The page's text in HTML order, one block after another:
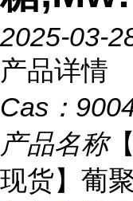
2025-03-
产品详情
Cas：
产品名称
现货】葡